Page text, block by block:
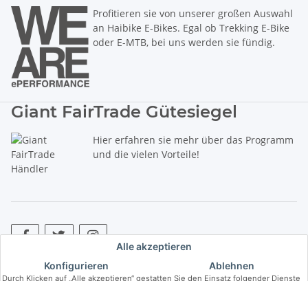
Alle akzeptieren
Konfigurieren
Ablehnen
Durch Klicken auf „Alle akzeptieren“ gestatten Sie den Einsatz folgender Dienste
Profitieren sie von unserer großen Auswahl
an Haibike E-Bikes. Egal ob Trekking E-Bike
oder E-MTB, bei uns werden sie fündig.
Giant FairTrade Gütesiegel
Hier erfahren sie mehr über das Programm
und die vielen Vorteile!
* Alle Preise inkl. gesetzlicher USt., zzgl.
. ** Hierbei handelt es